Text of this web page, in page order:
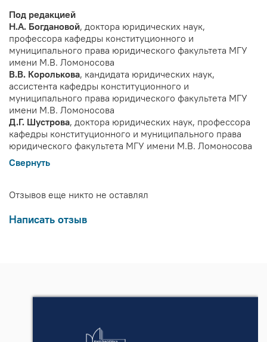
Под редакцией
Н.А. Богдановой, доктора юридических наук,
профессора кафедры конституционного и
муниципального права юридического факультета МГУ
имени М.В. Ломоносова
В.В. Королькова, кандидата юридических наук,
ассистента кафедры конституционного и
муниципального права юридического факультета МГУ
имени М.В. Ломоносова
Д.Г. Шустрова, доктора юридических наук, профессора
кафедры конституционного и муниципального права
юридического факультета МГУ имени М.В. Ломоносова
Свернуть
Отзывов еще никто не оставлял
Написать отзыв